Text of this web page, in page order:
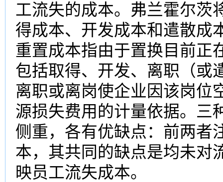
工流失的成本。弗兰霍尔茨
得成本、开发成本和遣散成
重置成本指由于置换目前正
包括取得、开发、离职（或
离职或离岗使企业因该岗位
源损失费用的计量依据。三
侧重，各有优缺点：前两者
本，其共同的缺点是均未对
映员工流失成本。